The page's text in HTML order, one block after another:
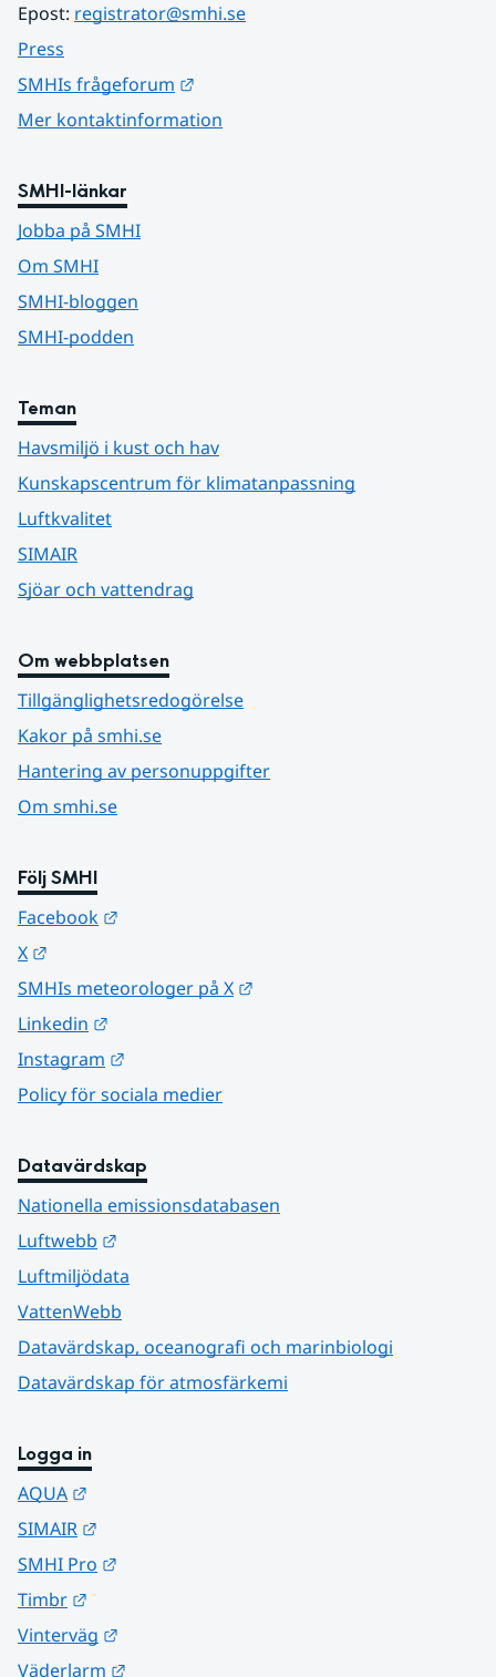
Epost: registrator@smhi.se
Press
SMHIs frågeforum
Mer kontaktinformation
SMHI-länkar
Jobba på SMHI
Om SMHI
SMHI-bloggen
SMHI-podden
Teman
Havsmiljö i kust och hav
Kunskapscentrum för klimatanpassning
Luftkvalitet
SIMAIR
Sjöar och vattendrag
Om webbplatsen
Tillgänglighetsredogörelse
Kakor på smhi.se
Hantering av personuppgifter
Om smhi.se
Följ SMHI
Facebook
X
SMHIs meteorologer på X
Linkedin
Instagram
Policy för sociala medier
Datavärdskap
Nationella emissionsdatabasen
Luftwebb
Luftmiljödata
VattenWebb
Datavärdskap, oceanografi och marinbiologi
Datavärdskap för atmosfärkemi
Logga in
AQUA
SIMAIR
SMHI Pro
Timbr
Vinterväg
Väderlarm